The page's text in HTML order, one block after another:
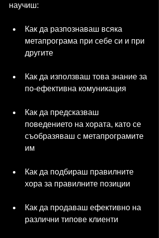
научиш:
Как да разпознаваш всяка
метапрограма при себе си и при
другите
Как да използваш това знание за
по-ефективна комуникация
Как да предсказваш
поведението на хората, като се
съобразяваш с метапрограмите
им
Как да подбираш правилните
хора за правилните позиции
Как да продаваш ефективно на
различни типове клиенти